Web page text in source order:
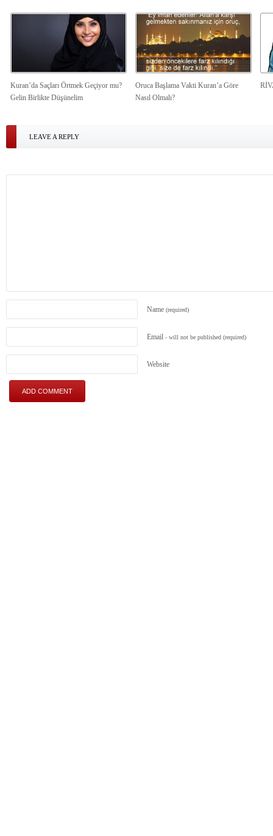
Kuran’da Saçları Örtmek Geçiyor mu?
Gelin Birlikte Düşünelim
Oruca Başlama Vakti Kuran’a Göre
Nasıl Olmalı?
LEAVE A REPLY
Name (required)
Email - will not be published (required)
Website